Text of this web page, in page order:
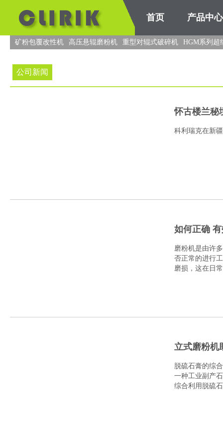
首页 产品中心
矿粉包覆改性机 高压悬辊磨粉机 重型对辊式破碎机 HGM系列超
公司新闻
怀古楼兰秘
科利瑞克在新
如何正确
磨粉机是由许
否正常的进行
磨损，这在日
立式磨粉机
脱硫石膏的综
一种工业副产
综合利用脱硫